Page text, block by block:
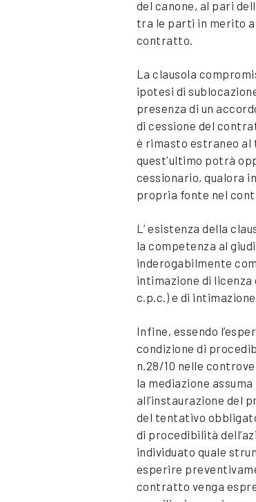
del canone, al pari
tra le parti in merito
contratto.
La clausola
ipotesi di
presenza di un
di cessione del
è rimasto estraneo
quest'ultimo potrà
cessionario, qualora
propria fonte nel
L’ esistenza della
la competenza al
inderogabilmente
intimazione di
c.p.c.) e di
Infine, essendo
condizione di
n.28/10 nelle
la mediazione
all’instaurazione del
del tentativo
di procedibilità
individuato quale
esperire
contratto venga